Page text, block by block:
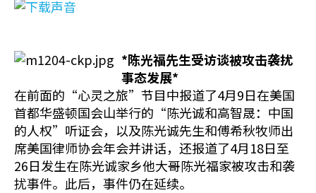
*陈光福先生受访谈被攻击袭扰
事态发展*
在前面的“心灵之旅”节目中报道了4月9日在美国
首都华盛顿国会山举行的“陈光诚和高智晟：中国
的人权”听证会，以及陈光诚先生和傅希秋牧师出
席美国律师协会年会并讲话，还报道了4月18日至
26日发生在陈光诚家乡他大哥陈光福家被攻击和袭
扰事件。此后，事件仍在延续。